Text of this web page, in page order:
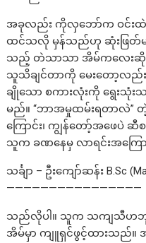
အခုလည်း ကိုလှဘော်က ဝင်းထဲ
ထင်သလို မှန်သည်ဟု ဆုံးဖြတ်မ
သည့် တဲသာသာ အိမ်ကလေးဆို
သူသိချင်တာကို မေးတော့လည်
ချိုသော စကားလုံးကို ရွေးသုံး
မည်။ “ဘာအမှုထမ်းရတာလဲ”
ကြောင်း၊ ကျွန်တော့်အဖေပဲ ဆီ
သူက ခဏနေမှ လာရင်းအကြေ
သင်္ချာ – ဦးကျော်ဆန်း B.Sc
————————————————
သည်လိုပါ။ သူက သကျသီဟဘုရ
အိမ်မှာ ကျူရှင်ဖွင့်ထားသည်။